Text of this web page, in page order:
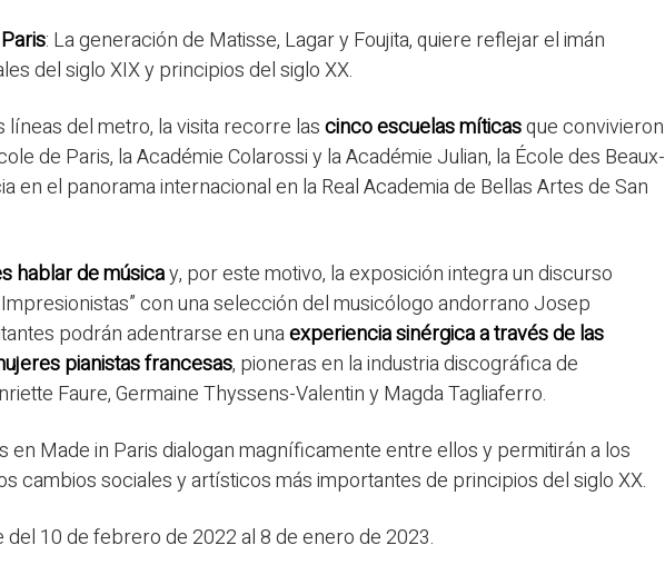
: La generación de Matisse, Lagar y Foujita, quiere reflejar el imán
del siglo XIX y principios del siglo XX.
del metro, la visita recorre lascinco escuelas míticasque convivieron
de Paris, la Académie Colarossi y la Académie Julian, la École des Beaux-
en el panorama internacional en la Real Academia de Bellas Artes de San
hablar de músicay, por este motivo, la exposición integra un discurso
con una selección del musicólogo andorrano Josep
podrán adentrarse en unaexperiencia sinérgica a través de las
pianistas francesas, pioneras en la industria discográfica de
Faure, Germaine Thyssens-Valentin y Magda Tagliaferro.
en Made in Paris dialogan magníficamente entre ellos y permitirán a los
cambios sociales y artísticos más importantes de principios del siglo XX.
10 de febrero de 2022 al 8 de enero de 2023.